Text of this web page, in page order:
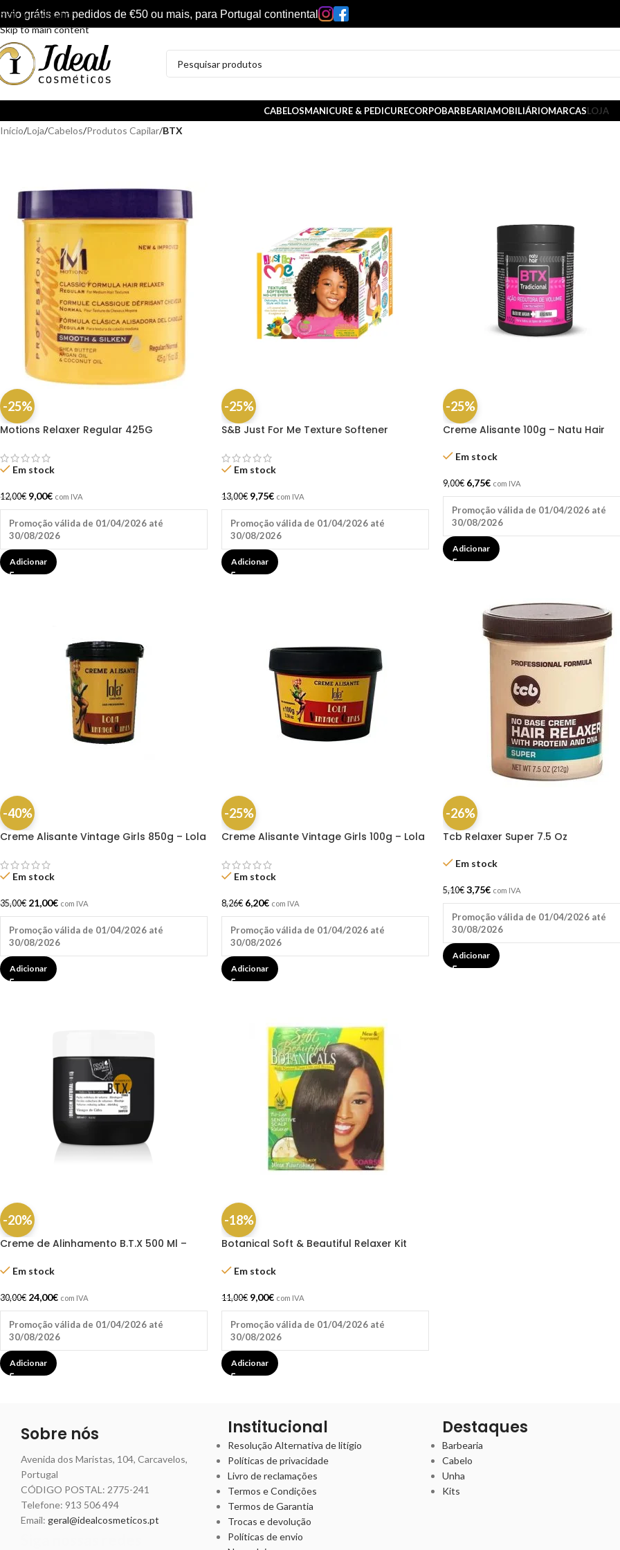
Skip to navigation
Skip to main content
grátis em pedidos de €50 ou mais, para Portugal continental
CABELOSMANICURE & PEDICURECORPOBARBEARIAMOBILIÁRIOMARCASLOJA
Início/Loja/Cabelos/Produtos Capilar/BTX
-25%
Motions Relaxer Regular 425G
Em stock
12,00€ 9,00€ com IVA
Promoção válida de 01/04/2026 até
30/08/2026
Adicionar
-25%
S&B Just For Me Texture Softener
Em stock
13,00€ 9,75€ com IVA
Promoção válida de 01/04/2026 até
30/08/2026
Adicionar
-25%
Creme Alisante 100g – Natu Hair
Em stock
9,00€ 6,75€ com IVA
Promoção válida de 01/04/2026 até
30/08/2026
Adicionar
-40%
Creme Alisante Vintage Girls 850g – Lola
Em stock
35,00€ 21,00€ com IVA
Promoção válida de 01/04/2026 até
30/08/2026
Adicionar
-25%
Creme Alisante Vintage Girls 100g – Lola
Em stock
8,26€ 6,20€ com IVA
Promoção válida de 01/04/2026 até
30/08/2026
Adicionar
-26%
Tcb Relaxer Super 7.5 Oz
Em stock
5,10€ 3,75€ com IVA
Promoção válida de 01/04/2026 até
30/08/2026
Adicionar
-20%
Creme de Alinhamento B.T.X 500 Ml –
Em stock
30,00€ 24,00€ com IVA
Promoção válida de 01/04/2026 até
30/08/2026
Adicionar
-18%
Botanical Soft & Beautiful Relaxer Kit
Em stock
11,00€ 9,00€ com IVA
Promoção válida de 01/04/2026 até
30/08/2026
Adicionar
Sobre nós
Avenida dos Maristas, 104, Carcavelos,
Portugal
CÓDIGO POSTAL: 2775-241
Telefone: 913 506 494
Email: geral@idealcosmeticos.pt
Institucional
Resolução Alternativa de litígio
Políticas de privacidade
Livro de reclamações
Termos e Condições
Termos de Garantia
Trocas e devolução
Políticas de envio
Destaques
Barbearia
Cabelo
Unha
Kits